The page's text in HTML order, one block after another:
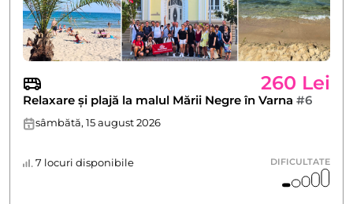
260 Lei
Relaxare și plajă la malul Mării Negre în Varna #6
sâmbătă, 15 august 2026
7 locuri disponibile DIFICULTATE